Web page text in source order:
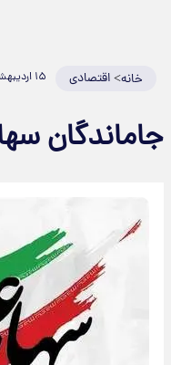
خانه>اقتصادی ۱۵ اردیبهشت ۱۴۰۵
جاماندگان